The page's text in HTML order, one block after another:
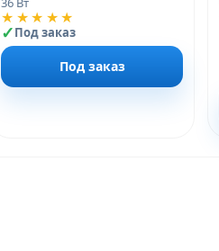
★★★★★
Под заказ
Под заказ